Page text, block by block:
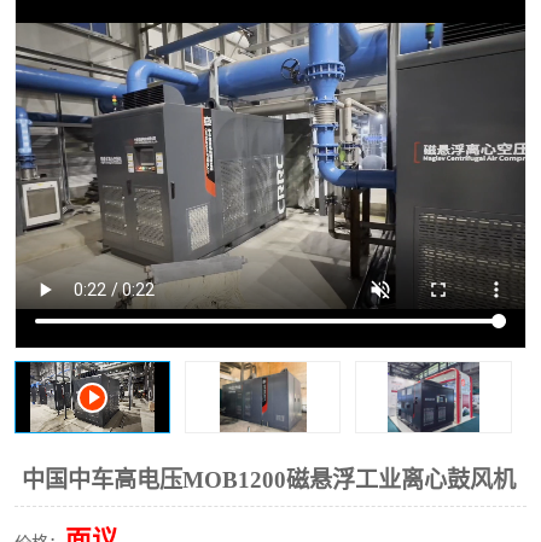
中国中车高电压MOB1200磁悬浮工业离心鼓风机
中车鼓风机 闽台富源特种陶瓷
美国寿力空压机零部件 英格索兰离心机空滤芯
英格索兰COOPER离心机
配件
库伯卡麦隆离心机零件
微电脑控制器 离心式压缩机高速转子组
复盛离心机零件 中冷耐高温气侧密封胶垫
空气过滤器 阿特拉斯
冷却器 复盛FS-elliott离心机零件
CAMERON空压机维修 CAMERON空压机显示屏